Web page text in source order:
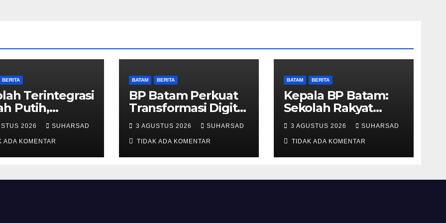
BERITA
Terintegrasi
Putih,
di Tanah
Galang
2026 SUHARSAD
ADA KOMENTAR
BATAM BERITA
BP Batam Perkuat
Transformasi Digital
melalui
Pengembangan
Super Apps
3 AGUSTUS 2026 SUHARSAD
TIDAK ADA KOMENTAR
BATAM BERITA
Kepala BP Batam:
Sekolah Rakyat
Merah Putih
Prioritaskan
Pendidikan Anak
Keluarga
3 AGUSTUS 2026 SUHARSAD
TIDAK ADA KOMENTAR